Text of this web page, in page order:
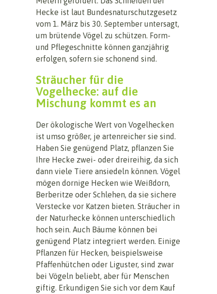
Hecke ist laut Bundesnaturschutzgesetz
vom 1. März bis 30. September untersagt,
um brütende Vögel zu schützen. Form-
und Pflegeschnitte können ganzjährig
erfolgen, sofern sie schonend sind.
Sträucher für die
Vogelhecke: auf die
Mischung kommt es an
Der ökologische Wert von Vogelhecken
ist umso größer, je artenreicher sie sind.
Haben Sie genügend Platz, pflanzen Sie
Ihre Hecke zwei- oder dreireihig, da sich
dann viele Tiere ansiedeln können. Vögel
mögen dornige Hecken wie Weißdorn,
Berberitze oder Schlehen, da sie sichere
Verstecke vor Katzen bieten. Sträucher in
der Naturhecke können unterschiedlich
hoch sein. Auch Bäume können bei
genügend Platz integriert werden. Einige
Pflanzen für Hecken, beispielsweise
Pfaffenhütchen oder Liguster, sind zwar
bei Vögeln beliebt, aber für Menschen
giftig. Erkundigen Sie sich vor dem Kauf